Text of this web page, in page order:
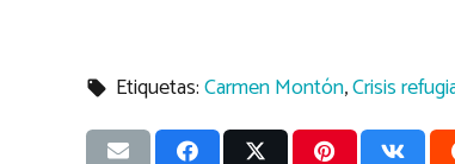
local_offer Etiquetas:Carmen Montón,Crisis